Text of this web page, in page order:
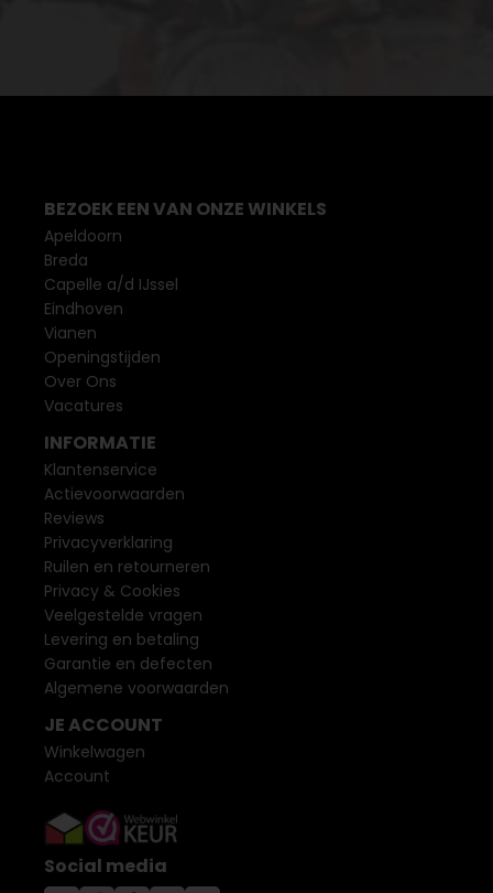
BEZOEK EEN VAN ONZE WINKELS
Apeldoorn
Breda
Capelle a/d IJssel
Eindhoven
Vianen
Openingstijden
Over Ons
Vacatures
INFORMATIE
Klantenservice
Actievoorwaarden
Reviews
Privacyverklaring
Ruilen en retourneren
Privacy & Cookies
Veelgestelde vragen
Levering en betaling
Garantie en defecten
Algemene voorwaarden
JE ACCOUNT
Winkelwagen
Account
Social media